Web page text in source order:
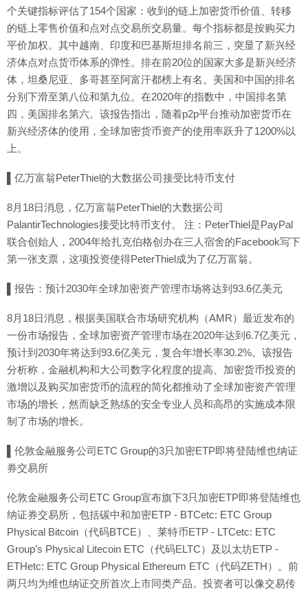
个关键指标评估了154个国家：收到的链上加密货币价值、转移
的链上零售价值和点对点交易所交易量。每个指标都是按购买力
平价加权。其中越南、印度和巴基斯坦排名前三，突显了新兴经
济体点对点货币体系的弹性。排在前20位的国家大多是新兴经济
体，坦桑尼亚、多哥甚至阿富汗都榜上有名。美国和中国的排名
分别下滑至第八位和第九位。在2020年的指数中，中国排名第
四，美国排名第六。该报告指出，随着p2p平台推动加密货币在
新兴经济体的使用，全球加密货币资产的使用率跃升了1200%以
上。
▌亿万富翁PeterThiel的大数据公司接受比特币支付
8月18日消息，亿万富翁PeterThiel的大数据公司
PalantirTechnologies接受比特币支付。 注：PeterThiel是PayPal
联合创始人，2004年给扎克伯格创办在三人宿舍的Facebook写下
第一张支票，这项投资使得PeterThiel成为了亿万富翁。
▌报告：预计2030年全球加密资产管理市场将达到93.6亿美元
8月18日消息，根据美国联合市场研究机构（AMR）最近发布的
一份市场报告，全球加密资产管理市场在2020年达到6.7亿美元，
预计到2030年将达到93.6亿美元，复合年增长率30.2%。该报告
分析称，金融机构和大公司数字化程度的提高、加密货币投资的
激增以及购买加密货币的流程的简化都推动了全球加密资产管理
市场的增长，然而缺乏熟练的安全专业人员和高昂的实施成本限
制了市场的增长。
▌伦敦金融服务公司ETC Group的3只加密ETP即将登陆维也纳证
券交易所
伦敦金融服务公司ETC Group宣布旗下3只加密ETP即将登陆维也
纳证券交易所，包括碳中和加密ETP - BTCetc: ETC Group
Physical Bitcoin（代码BTCE）、莱特币ETP - LTCetc: ETC
Group’s Physical Litecoin ETC（代码ELTC）及以太坊ETP -
ETHetc: ETC Group Physical Ethereum ETC（代码ZETH）。前
两只均为维也纳证交所首次上市同类产品。投资者可以像交易传